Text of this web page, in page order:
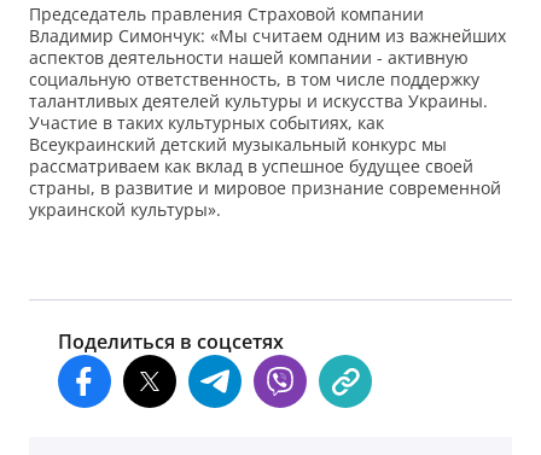
Председатель правления Страховой компании
Владимир Симончук: «Мы считаем одним из важнейших
аспектов деятельности нашей компании - активную
социальную ответственность, в том числе поддержку
талантливых деятелей культуры и искусства Украины.
Участие в таких культурных событиях, как
Всеукраинский детский музыкальный конкурс мы
рассматриваем как вклад в успешное будущее своей
страны, в развитие и мировое признание современной
украинской культуры».
Поделиться в соцсетях